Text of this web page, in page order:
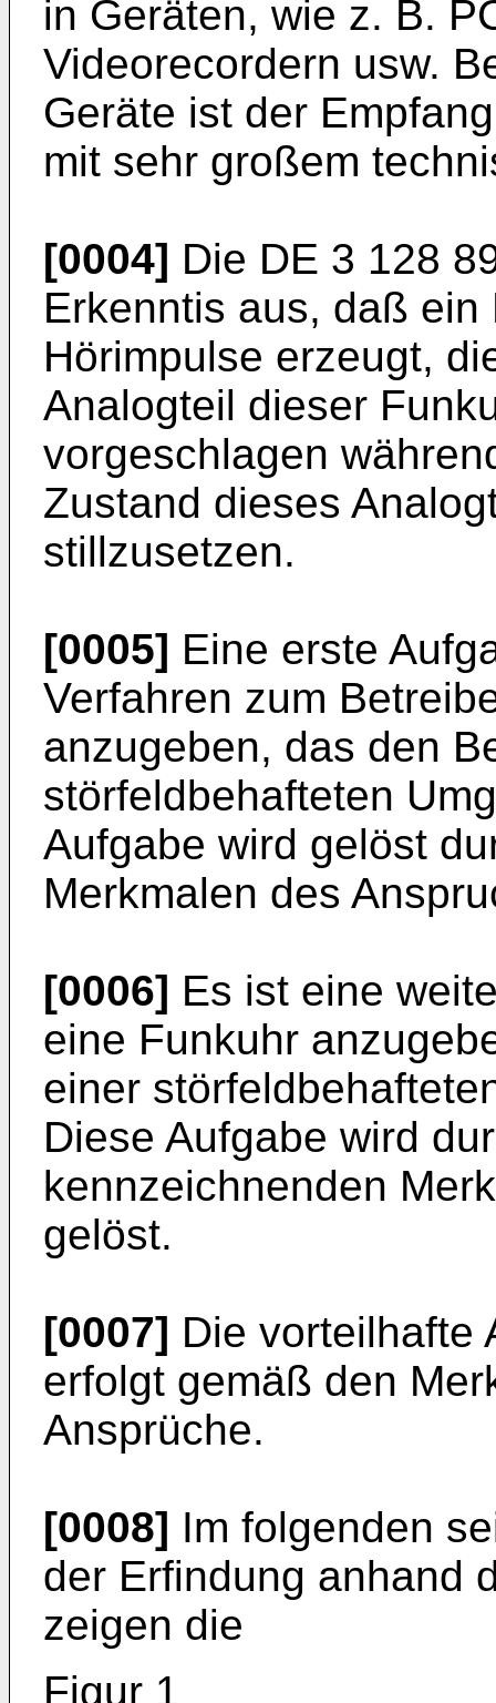
in Geräten, wie z. B.
Videorecordern usw.
Geräte ist der
mit sehr großem
[0004] Die DE 3 128
Erkenntis aus, daß
Hörimpulse erzeugt,
Analogteil dieser
vorgeschlagen
Zustand dieses
stillzusetzen.
[0005] Eine erste
Verfahren zum
anzugeben, das den
störfeldbehafteten
Aufgabe wird gelöst
Merkmalen des
[0006] Es ist eine
eine Funkuhr
einer
Diese Aufgabe wird
kennzeichnenden
gelöst.
[0007] Die vorteilhafte
erfolgt gemäß den
Ansprüche.
[0008] Im folgenden
der Erfindung anhand
zeigen die
Figur 1